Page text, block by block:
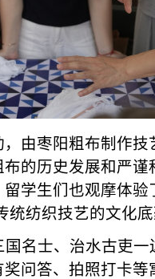
，由枣阳粗布制作
的历史发展和严
学生们也观摩体
统纺织技艺的文化
名士、治水古吏
问答、拍照打卡